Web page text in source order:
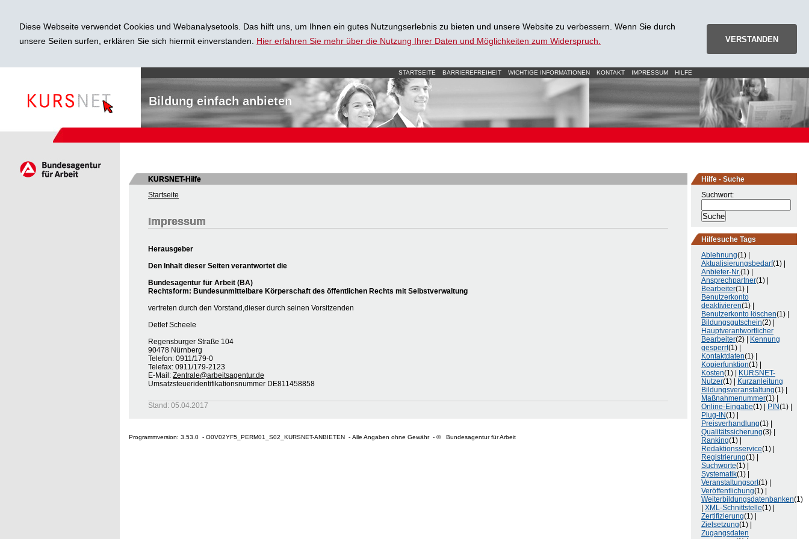
Diese Webseite verwendet Cookies und Webanalysetools. Das hilft uns, um Ihnen ein gutes Nutzungserlebnis zu bieten und unsere Website zu verbessern. Wenn Sie durch
unsere Seiten surfen, erklären Sie sich hiermit einverstanden. Hier erfahren Sie mehr über die Nutzung Ihrer Daten und Möglichkeiten zum Widerspruch. VERSTANDEN
STARTSEITE BARRIEREFREIHEIT WICHTIGE INFORMATIONEN KONTAKT IMPRESSUM HILFE
Bildung einfach anbieten
Hilfe - Suche
Suchwort:
Hilfesuche Tags
Ablehnung(1) |
Aktualisierungsbedarf(1) |
Anbieter-Nr.(1) |
Ansprechpartner(1) |
Bearbeiter(1) |
Benutzerkonto
deaktivieren(1) |
Benutzerkonto löschen(1) |
Bildungsgutschein(2) |
Hauptverantwortlicher
Bearbeiter(2) |
Kennung
gesperrt(1) |
Kontaktdaten(1) |
Kopierfunktion(1) |
Kosten(1) |
KURSNET-
Nutzer(1) |
Kurzanleitung
Bildungsveranstaltung(1) |
Maßnahmenummer(1) |
Online-Eingabe(1) | PIN(1) |
Plug-IN(1) |
Preisverhandlung(1) |
Qualitätssicherung(3) |
Ranking(1) |
Redaktionsservice(1) |
Registrierung(1) |
Suchworte(1) |
Systematik(1) |
Veranstaltungsort(1) |
Veröffentlichung(1) |
Weiterbildungsdatenbanken(1)
XML-Schnittstelle(1) |
Zertifizierung(1) |
Zielsetzung(1) |
Zugangsdaten
KURSNET-Hilfe
Startseite
Impressum
Herausgeber
Den Inhalt dieser Seiten verantwortet die
Bundesagentur für Arbeit (BA)
Rechtsform: Bundesunmittelbare Körperschaft des öffentlichen Rechts mit Selbstverwaltung
vertreten durch den Vorstand,dieser durch seinen Vorsitzenden
Detlef Scheele
Regensburger Straße 104
90478 Nürnberg
Telefon: 0911/179-0
Telefax: 0911/179-2123
E-Mail: Zentrale@arbeitsagentur.de
Umsatzsteueridentifikationsnummer DE811458858
Stand: 05.04.2017
Programmversion: 3.53.0 - O0V02YF5_PERM01_S02_KURSNET-ANBIETEN - Alle Angaben ohne Gewähr - © Bundesagentur für Arbeit